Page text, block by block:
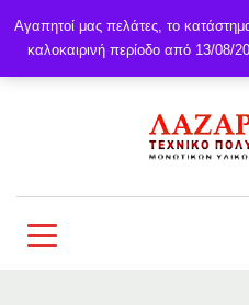
Αγαπητοί μας πελάτες, το
καλοκαιρινή περίοδο από 13/08/